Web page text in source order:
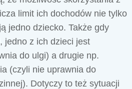
limit ich dochodów nie tylko
jedno dziecko. Także gdy
jedno z ich dzieci jest
do ulgi) a drugie np.
(czyli nie uprawnia do
Dotyczy to też sytuacji